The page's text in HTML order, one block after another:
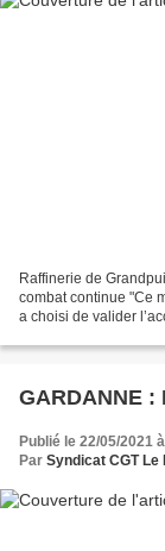
Raffinerie de
combat continue "Ce
a choisi de valider
GARDANNE
Publié le 22/05/2021
Par Syndicat CGT Le